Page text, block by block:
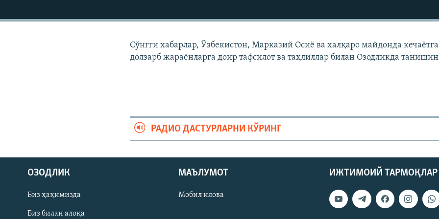
На русском
ИЖТИМОИЙ ТАРМОҚЛАР
Сўнгги хабарлар, Ўзбекистон, Марказий Осиë ва халқаро майдонда
долзарб жараëнларга доир тафсилот ва таҳлиллар билан Озодликда
РАДИО ДАСТУРЛАРНИ КЎРИНГ
ИЖТИМОИЙ ТАРМОҚЛАР
ОЗОДЛИК
Биз ҳақимизда
Биз билан алоқа
МАЪЛУМОТ
Мобил илова